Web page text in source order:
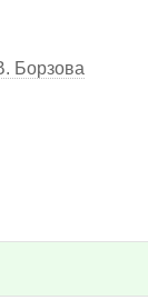
Борзова